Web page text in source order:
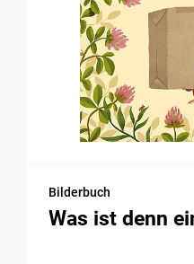
Bilderbuch
Was ist denn